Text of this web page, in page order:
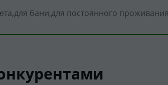
для бани для постоянного проживания